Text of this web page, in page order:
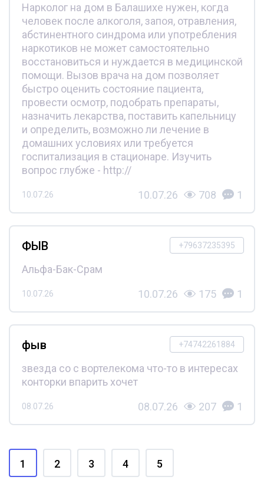
Нарколог на дом в Балашихе нужен, когда
человек после алкоголя, запоя, отравления,
абстинентного синдрома или употребления
наркотиков не может самостоятельно
восстановиться и нуждается в медицинской
помощи. Вызов врача на дом позволяет
быстро оценить состояние пациента,
провести осмотр, подобрать препараты,
назначить лекарства, поставить капельницу
и определить, возможно ли лечение в
домашних условиях или требуется
госпитализация в стационаре. Изучить
вопрос глубже - http://
10.07.26 10.07.26 708 1
+79637235395
ФЫВ
Альфа-Бак-Срам
10.07.26 10.07.26 175 1
+74742261884
фыв
звезда со с вортелекома что-то в интересах
конторки впарить хочет
08.07.26 08.07.26 207 1
1 2 3 4 5